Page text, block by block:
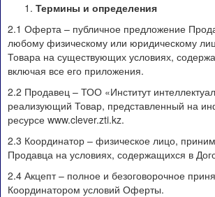
Термины и определения
2.1 Оферта – публичное предложение
любому физическому или юридическому
Товара на существующих условиях,
включая все его приложения.
2.2 Продавец – ТОО «Институт
реализующий Товар, представленный на
ресурсе www.clever.zti.kz.
2.3 Координатор – физическое лицо,
Продавца на условиях, содержащихся в
2.4 Акцепт – полное и безоговорочное
Координатором условий Оферты.